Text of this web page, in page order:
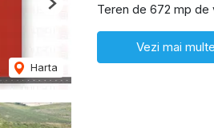
Harta
Next Teren de 672 mp de
Vezi mai